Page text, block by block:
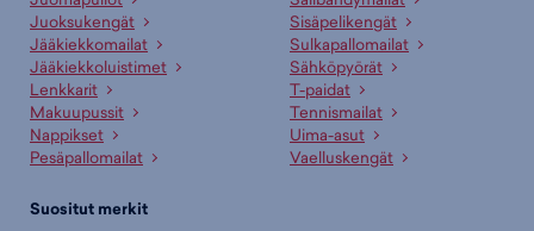
Juoksukengät
Jääkiekkomailat
Jääkiekkoluistimet
Lenkkarit
Makuupussit
Nappikset
Pesäpallomailat
Sisäpelikengät
Sulkapallomailat
Sähköpyörät
T-paidat
Tennismailat
Uima-asut
Vaelluskengät
Suositut merkit